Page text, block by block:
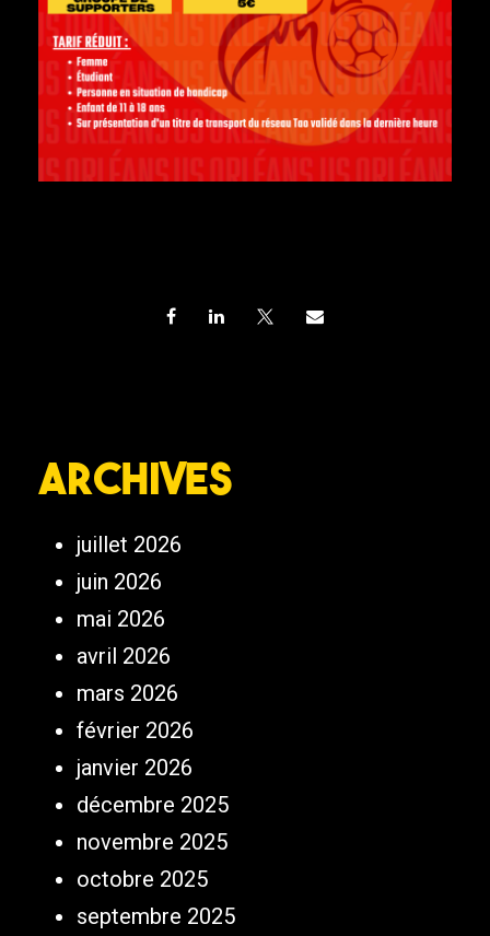
Archives
juillet 2026
juin 2026
mai 2026
avril 2026
mars 2026
février 2026
janvier 2026
décembre 2025
novembre 2025
octobre 2025
septembre 2025